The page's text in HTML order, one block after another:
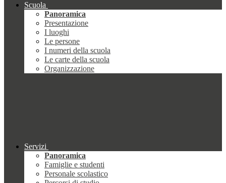
Scuola
Panoramica
Presentazione
I luoghi
Le persone
I numeri della scuola
Le carte della scuola
Organizzazione
Servizi
Panoramica
Famiglie e studenti
Personale scolastico